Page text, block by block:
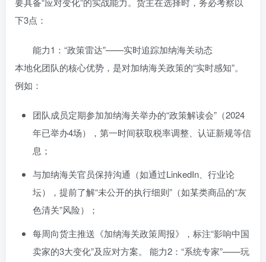
下3点：
能力1：“政策雷达”——实时追踪加纳海关动态
本地化团队的核心优势，是对加纳海关政策的“实时感知”。
例如：
团队成员定期参加加纳海关举办的“政策解读会”（2024
年已举办4场），第一时间获取税率调整、认证新规等信
息；
与加纳海关官员保持沟通（如通过LinkedIn、行业论
坛），提前了解“未公开的执行细则”（如某类商品的“灰
色清关”风险）；
每周向货主推送《加纳海关政策周报》，标注“影响中国
卖家的3大变化”及应对方案。 能力2：“系统专家”——玩